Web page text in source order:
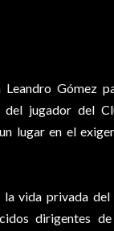
Gómez
del jugador del
lugar en el
vida privada del
dirigentes